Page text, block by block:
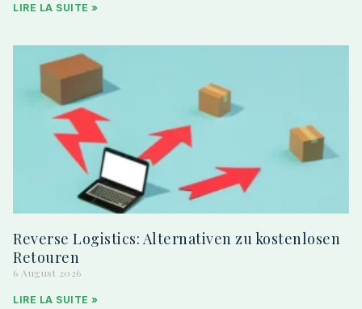
LIRE LA SUITE »
Reverse Logistics: Alternativen zu kostenlosen
Retouren
6 August 2026
LIRE LA SUITE »